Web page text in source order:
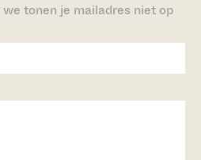
tonen je mailadres niet op